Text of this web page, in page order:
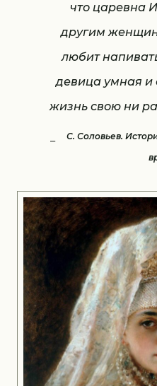
что царевна
другим
любит
девица умная и
жизнь свою ни
С. Соловьев.